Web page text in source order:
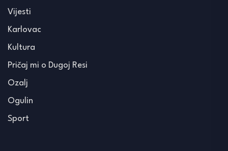
Vijesti
Karlovac
Kultura
Pričaj mi o Dugoj Resi
Ozalj
Ogulin
Sport